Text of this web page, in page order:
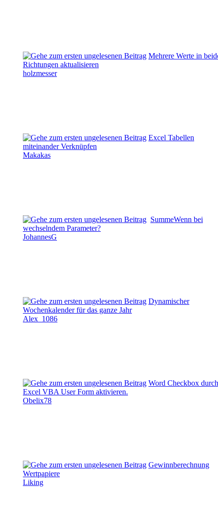
Mehrere Werte in
Richtungen aktualisieren
holzmesser
Excel Tabellen
miteinander Verknüpfen
Makakas
SummeWenn bei
wechselndem Parameter?
JohannesG
Dynamischer
Wochenkalender für das ganze Jahr
Alex_1086
Word Checkbox durch
Excel VBA User Form aktivieren.
Obelix78
Gewinnberechnung
Wertpapiere
Liking